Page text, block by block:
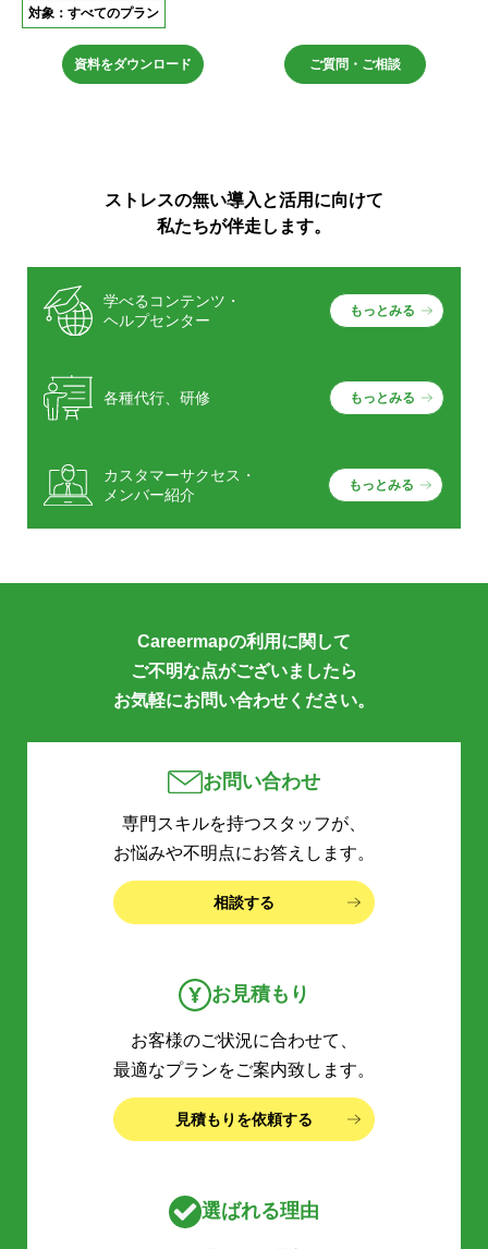
対象：すべてのプラン
資料をダウンロード ご質問・ご相談
ストレスの無い導入と活用に向けて
私たちが伴走します。
学べるコンテンツ・
ヘルプセンター
もっとみる
各種代行、研修 もっとみる
カスタマーサクセス・
メンバー紹介
もっとみる
Careermapの利用に関して
ご不明な点がございましたら
お気軽にお問い合わせください。
お問い合わせ
専門スキルを持つスタッフが、
お悩みや不明点にお答えします。
相談する
お見積もり
お客様のご状況に合わせて、
最適なプランをご案内致します。
見積もりを依頼する
選ばれる理由